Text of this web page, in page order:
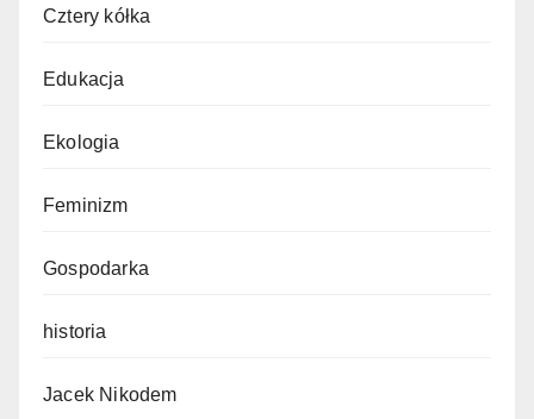
Cztery kółka
Edukacja
Ekologia
Feminizm
Gospodarka
historia
Jacek Nikodem